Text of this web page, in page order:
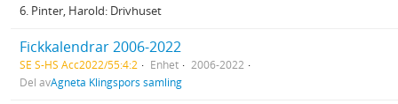
6. Pinter, Harold: Drivhuset
Fickkalendrar 2006-2022
SE S-HS Acc2022/55:4:2 Enhet
2006-2022
Del avAgneta Klingspors samling